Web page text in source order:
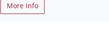
More Info